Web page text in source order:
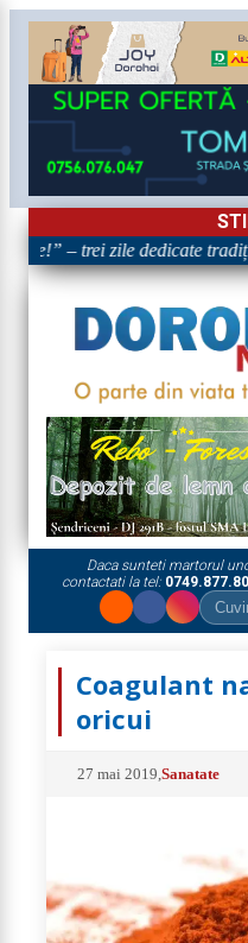
– trei zile dedicate
Daca sunteti martorul
contactati la tel:
Coagulant
oricui
27 mai 2019 ,Sanatate